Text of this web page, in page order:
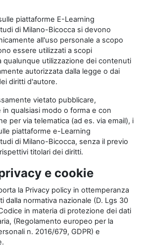
piattaforme E-Learning
di Milano-Bicocca si devono
all'uso personale a scopo
essere utilizzati a scopi
qualunque utilizzazione dei contenuti
autorizzata dalla legge o dai
diritti d'autore.
vietato pubblicare,
qualsiasi modo o forma e con
per via telematica (ad es. via email), i
piattaforme e-Learning
di Milano-Bicocca, senza il previo
titolari dei diritti.
e cookie
la Privacy policy in ottemperanza
dalla normativa nazionale (D. Lgs 30
in materia di protezione dei dati
(Regolamento europeo per la
n. 2016/679, GDPR) e